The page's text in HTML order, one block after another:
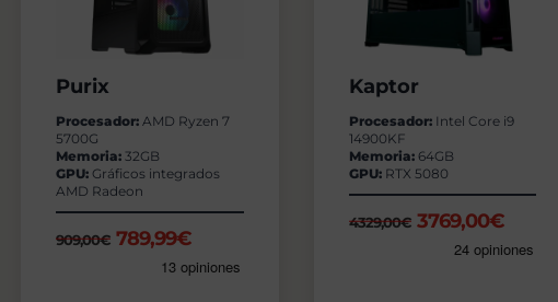
Purix
Procesador:AMD Ryzen 7
5700G
Memoria:32GB
GPU: Gráficos integrados
AMD Radeon
909,00€ El
precio
789,99€El
precio
Kaptor
Procesador: Intel Core i9
14900KF
Memoria: 64GB
GPU: RTX 5080
4329,00€ El
precio
3769,00€El
precio